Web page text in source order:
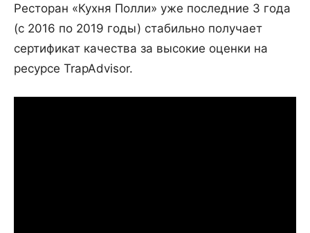
Ресторан «Кухня Полли» уже последние 3 года
(с 2016 по 2019 годы) стабильно получает
сертификат качества за высокие оценки на
ресурсе TrapAdvisor.